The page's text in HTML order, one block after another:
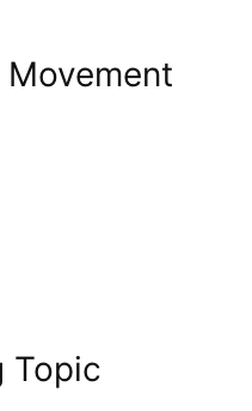
Topic